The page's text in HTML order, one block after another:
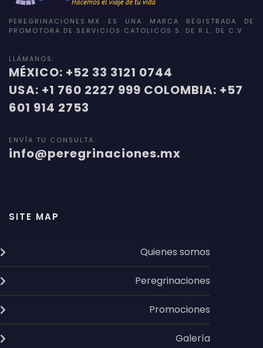
PEREGRINACIONES.MX ES UNA MARCA REGISTRADA DE
PROMOTORA DE SERVICIOS CATOLICOS S. DE R.L. DE C.V.
LLÁMANOS:
MÉXICO: +52 33 3121 0744
USA: +1 760 2227 999 COLOMBIA: +57
601 914 2753
ENVÍA TU CONSULTA:
info@peregrinaciones.mx
SITE MAP
Quienes somos
Peregrinaciones
Promociones
Galería